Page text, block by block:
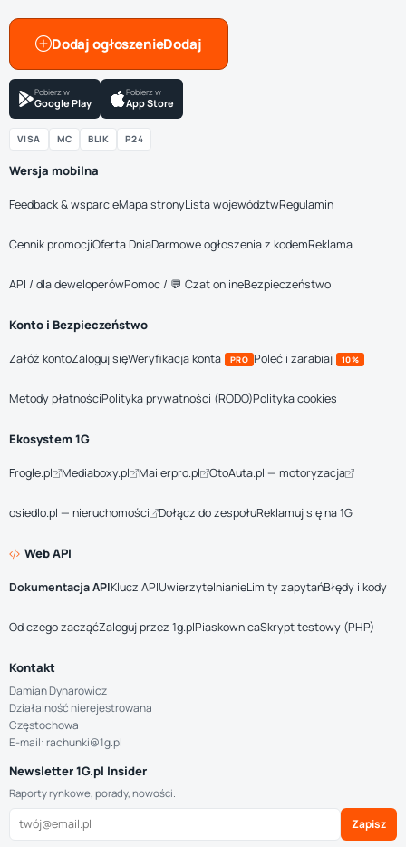
Dodaj ogłoszenie
Pobierz w
Google Play
Pobierz w
App Store
VISA MC BLIK P24
Wersja mobilna
Feedback & wsparcieMapa stronyLista województwRegulamin
Cennik promocjiOferta DniaDarmowe ogłoszenia z kodemReklama
API / dla deweloperówPomoc / 💬 Czat onlineBezpieczeństwo
Konto i Bezpieczeństwo
Załóż kontoZaloguj sięWeryfikacja konta PRO Poleć i zarabiaj 10%
Metody płatnościPolityka prywatności (RODO)Polityka cookies
Ekosystem 1G
Frogle.pl Mediaboxy.pl Mailerpro.pl OtoAuta.pl — motoryzacja
osiedlo.pl — nieruchomości Dołącz do zespołuReklamuj się na 1G
Web API
Dokumentacja APIKlucz APIUwierzytelnianieLimity zapytańBłędy i kody
Od czego zacząćZaloguj przez 1g.plPiaskownicaSkrypt testowy (PHP)
Kontakt
Damian Dynarowicz
Działalność nierejestrowana
Częstochowa
E-mail: rachunki@1g.pl
Newsletter 1G.pl Insider
Raporty rynkowe, porady, nowości.
Zapisz